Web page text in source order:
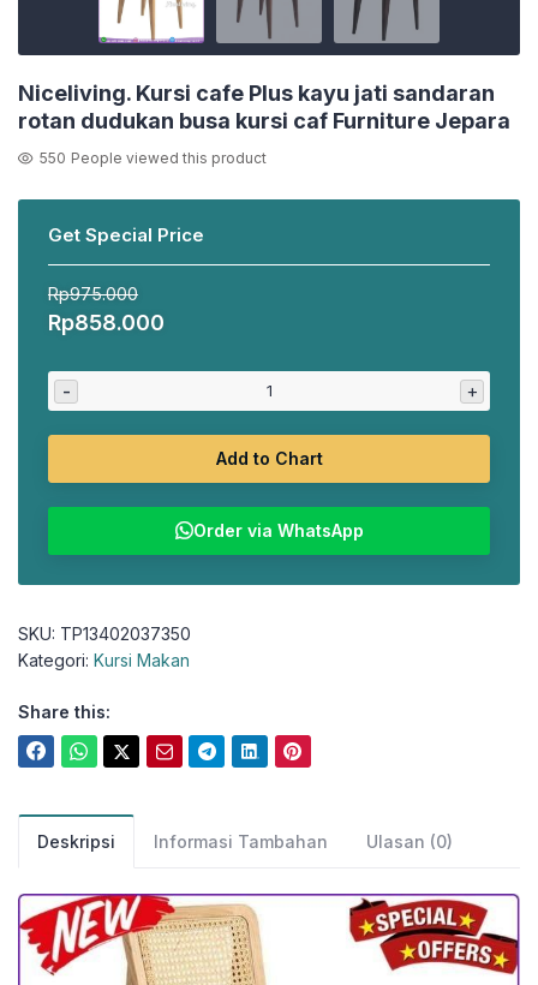
Niceliving. Kursi cafe Plus kayu jati sandaran
rotan dudukan busa kursi caf Furniture Jepara
550 People viewed this product
Get Special Price
Rp975.000
Harga
adalah:
Rp975.000.
Rp858.000
ini
- +
Add to Chart
Order via WhatsApp
SKU: TP13402037350
Kategori: Kursi Makan
Share this:
Deskripsi Informasi Tambahan Ulasan (0)